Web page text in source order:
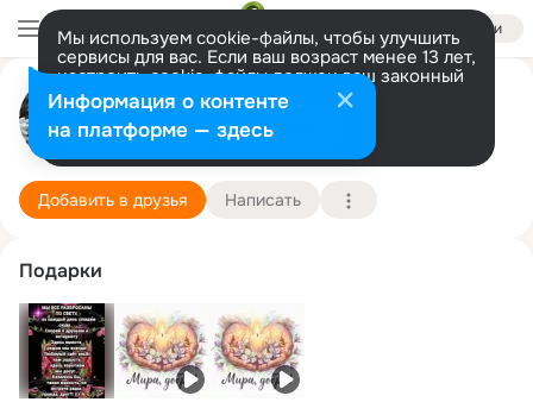
Войти
Мы используем cookie-файлы, чтобы улучшить
сервисы для вас. Если ваш возраст менее 13 лет,
настроить cookie-файлы должен ваш законный
представитель. Больше информации
Разрешить все Настроить
Наталия Ярыгина -Ток
Железногорск
Добавить в друзья Написать
Подарки
Информация о контенте
на платформе — здесь